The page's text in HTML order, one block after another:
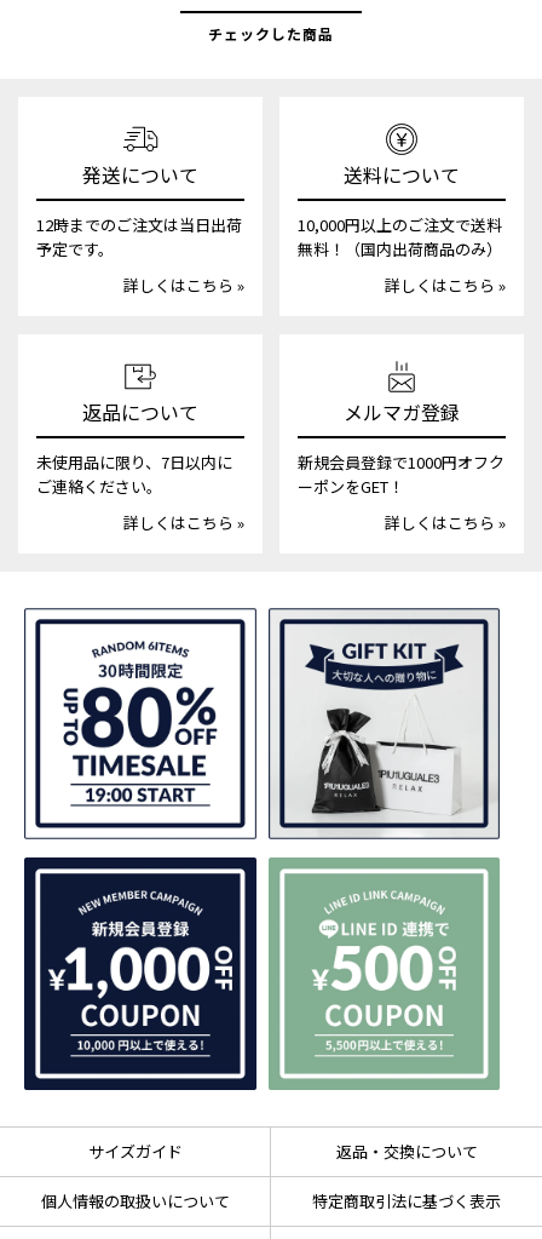
チェックした商品
発送について
12時までのご注文は当日出荷
予定です。
詳しくはこちら »
送料について
10,000円以上のご注文で送料
無料！（国内出荷商品のみ）
詳しくはこちら »
返品について
未使用品に限り、7日以内に
ご連絡ください。
詳しくはこちら »
メルマガ登録
新規会員登録で1000円オフク
ーポンをGET！
詳しくはこちら »
サイズガイド 返品・交換について
個人情報の取扱いについて 特定商取引法に基づく表示